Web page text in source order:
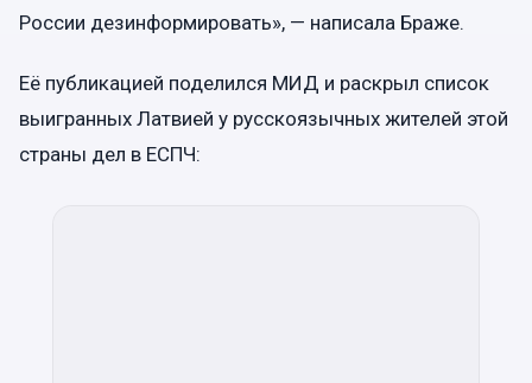
России дезинформировать», — написала Браже.
Её публикацией поделился МИД и раскрыл список
выигранных Латвией у русскоязычных жителей этой
страны дел в ЕСПЧ: